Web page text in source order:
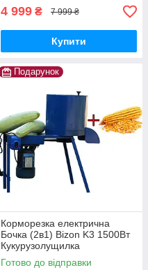
4 999 ₴ 7 999 ₴
Купити
Подарунок
Корморезка електрична
Бочка (2в1) Bizon K3 1500Вт
Кукурузолущилка
Готово до відправки